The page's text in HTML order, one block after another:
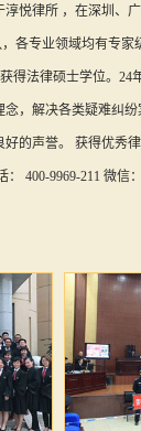
悦律所 ，在深圳、
各专业领域均有专家
得法律硕士学位。24
，解决各类疑难纠
好的声誉。 获得优秀
400-9969-211 微信